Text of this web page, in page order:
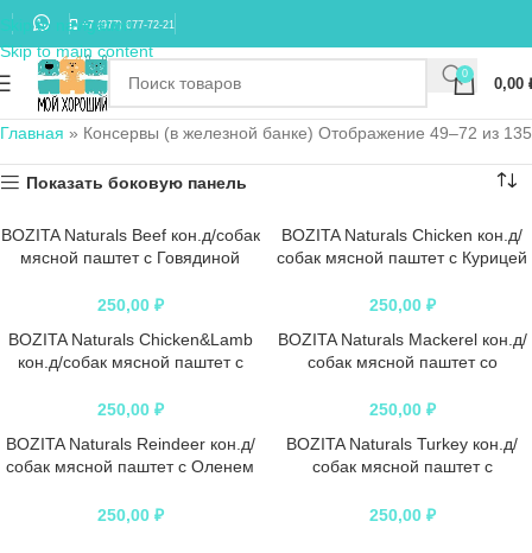
Skip to navigation
Skip to main content
+7 (977) 677-72-21
0
0,00
Главная » Консервы (в железной банке) Отображение 49–72 из 135
Показать боковую панель
ПРОДАНО
BOZITA Naturals Beef кон.д/собак
мясной паштет с Говядиной
250,00 ₽
ПРОДАНО
BOZITA Naturals Chicken кон.д/
собак мясной паштет с Курицей
250,00 ₽
ПРОДАНО
BOZITA Naturals Chicken&Lamb
кон.д/собак мясной паштет с
банка
250,00 ₽
ПРОДАНО
BOZITA Naturals Mackerel кон.д/
собак мясной паштет со
250,00 ₽
ПРОДАНО
BOZITA Naturals Reindeer кон.д/
собак мясной паштет с Оленем
250,00 ₽
ПРОДАНО
BOZITA Naturals Turkey кон.д/
собак мясной паштет с
250,00 ₽